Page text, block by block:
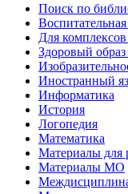
Поиск по
Воспитательная
Для
Здоровый
Иностранный
Информатика
История
Логопедия
Математика
Материалы для
Материалы МО